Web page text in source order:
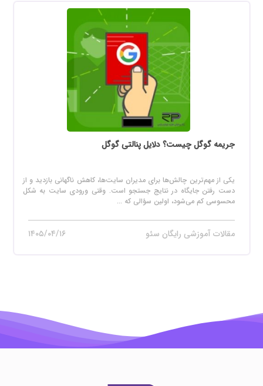
جریمه گوگل چیست؟ دلایل پنالتی گوگل
یکی از مهم‌ترین چالش‌ها برای مدیران سایت‌ها، کاهش ناگهانی بازدید و از
دست رفتن جایگاه در نتایج جستجو است. وقتی ورودی سایت به شکل
محسوسی کم می‌شود، اولین سؤالی که ...
مقالات آموزشی رایگان سئو ۱۴۰۵/۰۴/۱۶